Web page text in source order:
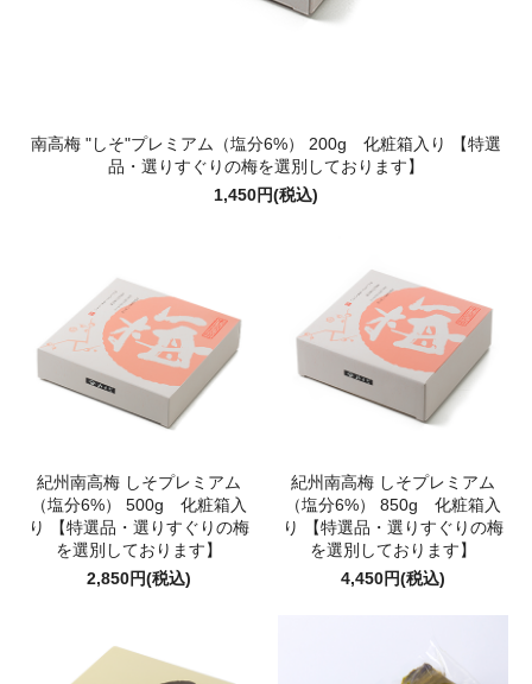
南高梅 "しそ"プレミアム（塩分6%） 200g 化粧箱入り 【特選
品・選りすぐりの梅を選別しております】
1,450円(税込)
紀州南高梅 しそプレミアム
（塩分6%） 500g 化粧箱入
り 【特選品・選りすぐりの梅
を選別しております】
2,850円(税込)
紀州南高梅 しそプレミアム
（塩分6%） 850g 化粧箱入
り 【特選品・選りすぐりの梅
を選別しております】
4,450円(税込)